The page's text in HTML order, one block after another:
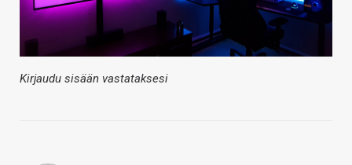
Kirjaudu sisään vastataksesi